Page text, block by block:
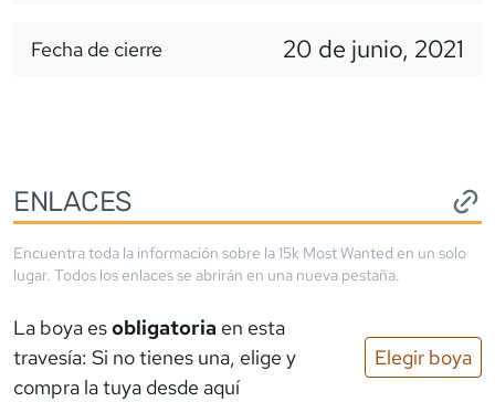
Fecha de cierre 20 de junio, 2021
ENLACES
Encuentra toda la información sobre la15k Most Wanted en un solo
lugar. Todos los enlaces se abrirán en una nueva pestaña.
La boya esobligatoria en esta
travesía: Si no tienes una, elige y
compra la tuya desde aquí
Elegir boya